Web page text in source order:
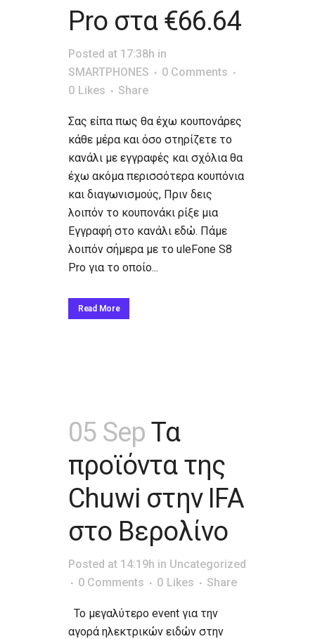
Pro στα €66.64
Posted at 17:38h in
SMARTPHONES
0 Comments
0 Likes Share
Σας είπα πως θα έχω κουπονάρες
κάθε μέρα και όσο στηρίζετε το
κανάλι με εγγραφές και σχόλια θα
έχω ακόμα περισσότερα κουπόνια
και διαγωνισμούς, Πριν δεις
λοιπόν το κουπονάκι ρίξε μια
Εγγραφή στο κανάλι εδώ. Πάμε
λοιπόν σήμερα με το uleFone S8
Pro για το οποίο...
Read More
05 Sep Τα
προϊόντα της
Chuwi στην IFA
στο Βερολίνο
Posted at 14:19h in Uncategorized
0 Comments
0 Likes Share
Το μεγαλύτερο event για την
αγορά ηλεκτρικών ειδών στην